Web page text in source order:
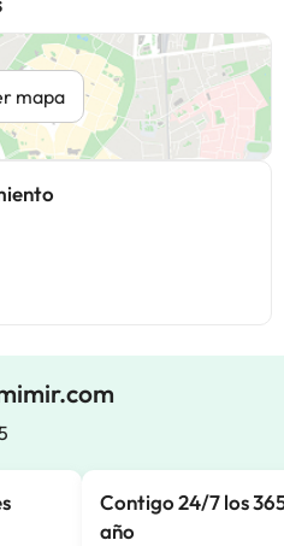
mapa
Contigo 24/7 los
año